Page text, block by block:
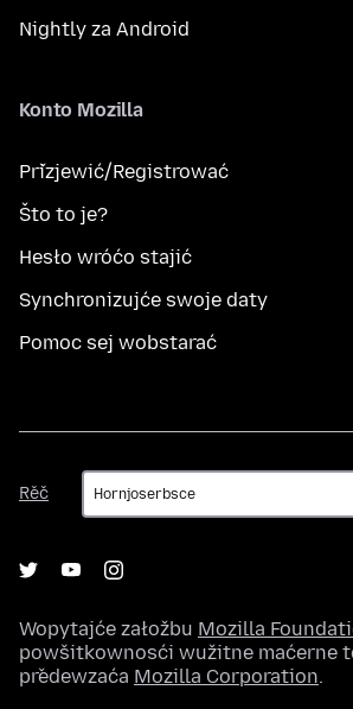
Nightly za Android
Konto Mozilla
Přizjewić/Registrować
Što to je?
Hesło wróćo stajić
Synchronizujće swoje daty
Pomoc sej wobstarać
Rěč
Rěč
Wopytajće załožbu Mozilla
powšitkownosći wužitne maćerne
předewzaća Mozilla Corporation.